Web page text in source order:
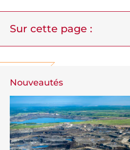
Sur cette page :
Nouveautés